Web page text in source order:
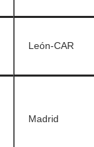
León-CAR
Madrid